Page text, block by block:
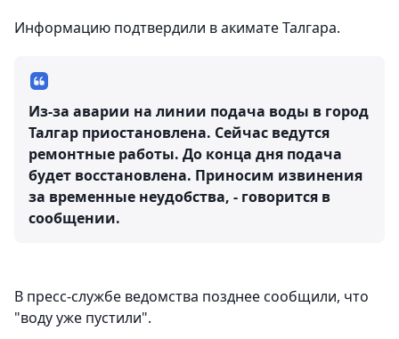
Информацию подтвердили в акимате Талгара.
Из-за аварии на линии подача воды в город
Талгар приостановлена. Сейчас ведутся
ремонтные работы. До конца дня подача
будет восстановлена. Приносим извинения
за временные неудобства, - говорится в
сообщении.
В пресс-службе ведомства позднее сообщили, что
"воду уже пустили".